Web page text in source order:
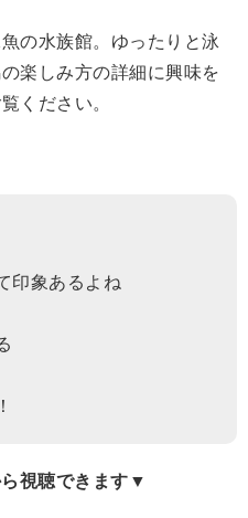
の水族館。ゆったりと泳
楽しみ方の詳細に興味を
ください。
印象あるよね
視聴できます▼